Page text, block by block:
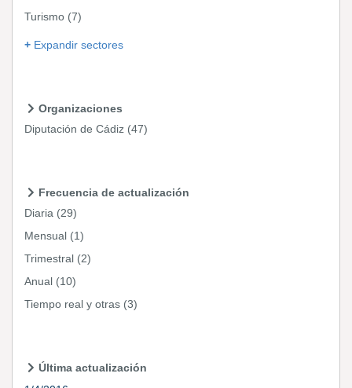
Turismo (7)
Expandir sectores
Organizaciones
Diputación de Cádiz (47)
Frecuencia de actualización
Diaria (29)
Mensual (1)
Trimestral (2)
Anual (10)
Tiempo real y otras (3)
Última actualización